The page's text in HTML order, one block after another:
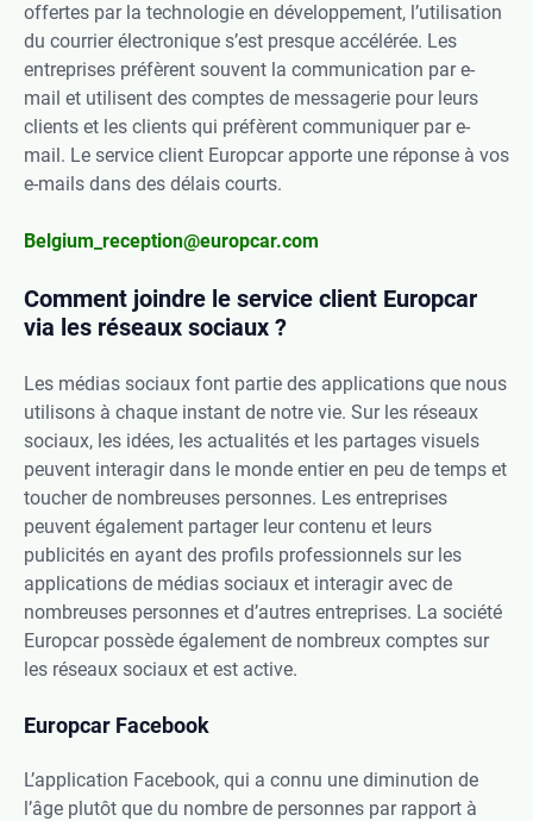
offertes par la technologie en développement, l’utilisation
du courrier électronique s’est presque accélérée. Les
entreprises préfèrent souvent la communication par e-
mail et utilisent des comptes de messagerie pour leurs
clients et les clients qui préfèrent communiquer par e-
mail. Le service client Europcar apporte une réponse à vos
e-mails dans des délais courts.
Belgium_reception@europcar.com
Comment joindre le service client Europcar
via les réseaux sociaux ?
Les médias sociaux font partie des applications que nous
utilisons à chaque instant de notre vie. Sur les réseaux
sociaux, les idées, les actualités et les partages visuels
peuvent interagir dans le monde entier en peu de temps et
toucher de nombreuses personnes. Les entreprises
peuvent également partager leur contenu et leurs
publicités en ayant des profils professionnels sur les
applications de médias sociaux et interagir avec de
nombreuses personnes et d’autres entreprises. La société
Europcar possède également de nombreux comptes sur
les réseaux sociaux et est active.
Europcar Facebook
L’application Facebook, qui a connu une diminution de
l’âge plutôt que du nombre de personnes par rapport à